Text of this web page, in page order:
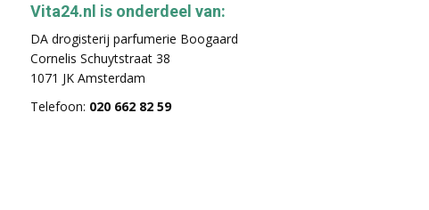
Vita24.nl is onderdeel van:
DA drogisterij parfumerie Boogaard
Cornelis Schuytstraat 38
1071 JK Amsterdam
Telefoon: 020 662 82 59